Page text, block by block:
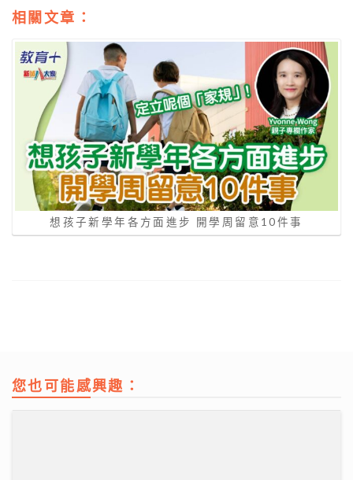
相關文章：
想孩子新學年各方面進步 開學周留意10件事
您也可能感興趣：